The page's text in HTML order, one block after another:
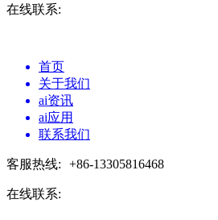
在线联系:
首页
关于我们
ai资讯
ai应用
联系我们
客服热线: +86-13305816468
在线联系: